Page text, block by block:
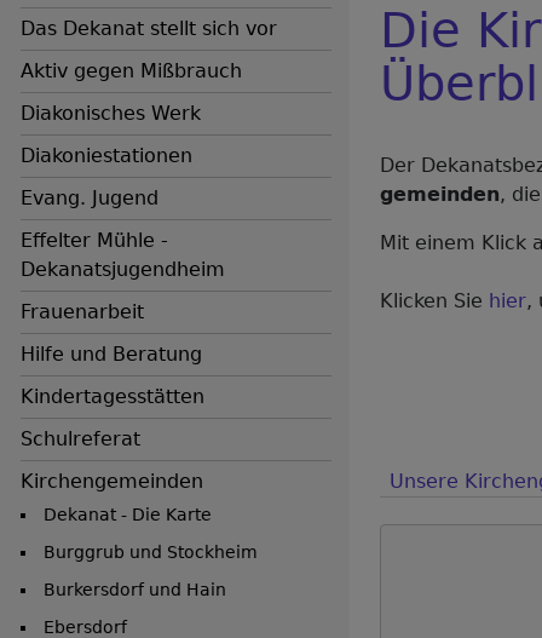
Das Dekanat stellt sich vor
Aktiv gegen Mißbrauch
Diakonisches Werk
Diakoniestationen
Evang. Jugend
Effelter Mühle -
Dekanatsjugendheim
Frauenarbeit
Hilfe und Beratung
Kindertagesstätten
Schulreferat
Kirchengemeinden
Dekanat - Die Karte
Burggrub und Stockheim
Burkersdorf und Hain
Ebersdorf
Die
Der
gemeinden,
Mit einem Klick
Klicken Sie hier,
Unsere